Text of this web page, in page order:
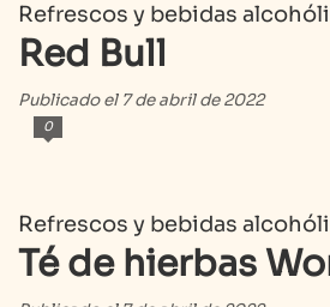
Refrescos y bebidas
Red Bull
Publicado el 7 de abril de 2022
0
Refrescos y bebidas
Té de hierbas